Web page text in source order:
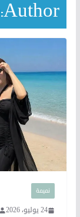
Author:
نميمة
24 يوليو، 2026